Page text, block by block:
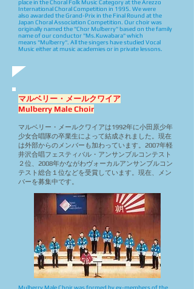
place in the Choral Folk Music Category at the Arezzo
International Choral Competition in 1995. We were
also awarded the Grand-Prix in the Final Round at the
Japan Choral Association Competition. Our choir was
originally named the "Chor Mulberry" based on the family
name of our conductor "Ms.Kuwabara" which
means "Mulberry". All the singers have studied Vocal
Music either at music academies or in private lessons.
マルベリー・メールクワイア
Mulberry Male Choir
マルベリー・メールクワイアは1992年に小田原少年
少女合唱隊の卒業生によって結成されました。現在
は外部からのメンバーも加わっています。2007年軽
井沢合唱フェスティバル・アンサンブルコンテスト
２位、2008年かながわヴォーカルアンサンブルコン
テスト総合１位などを受賞しています。現在、メン
バーを募集中です。
Mulberry Male Choir was formed by ex-members of the